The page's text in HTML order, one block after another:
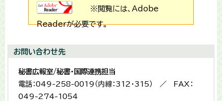
※閲覧には、Adobe
Readerが必要です。
お問い合わせ先
秘書広報室/秘書・国際連携担当
電話：049-258-0019（内線：312・315） ／ FAX：
049-274-1054